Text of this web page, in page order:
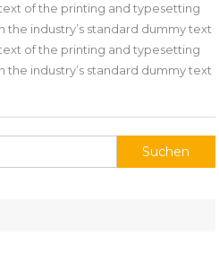
of the printing and typesetting
the industry’s standard dummy text
of the printing and typesetting
the industry’s standard dummy text
Suchen
nach: